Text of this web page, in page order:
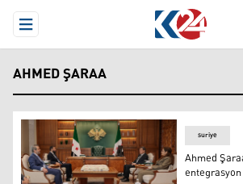
Open Menu
AHMED ŞARAA
suriye
Ahmed